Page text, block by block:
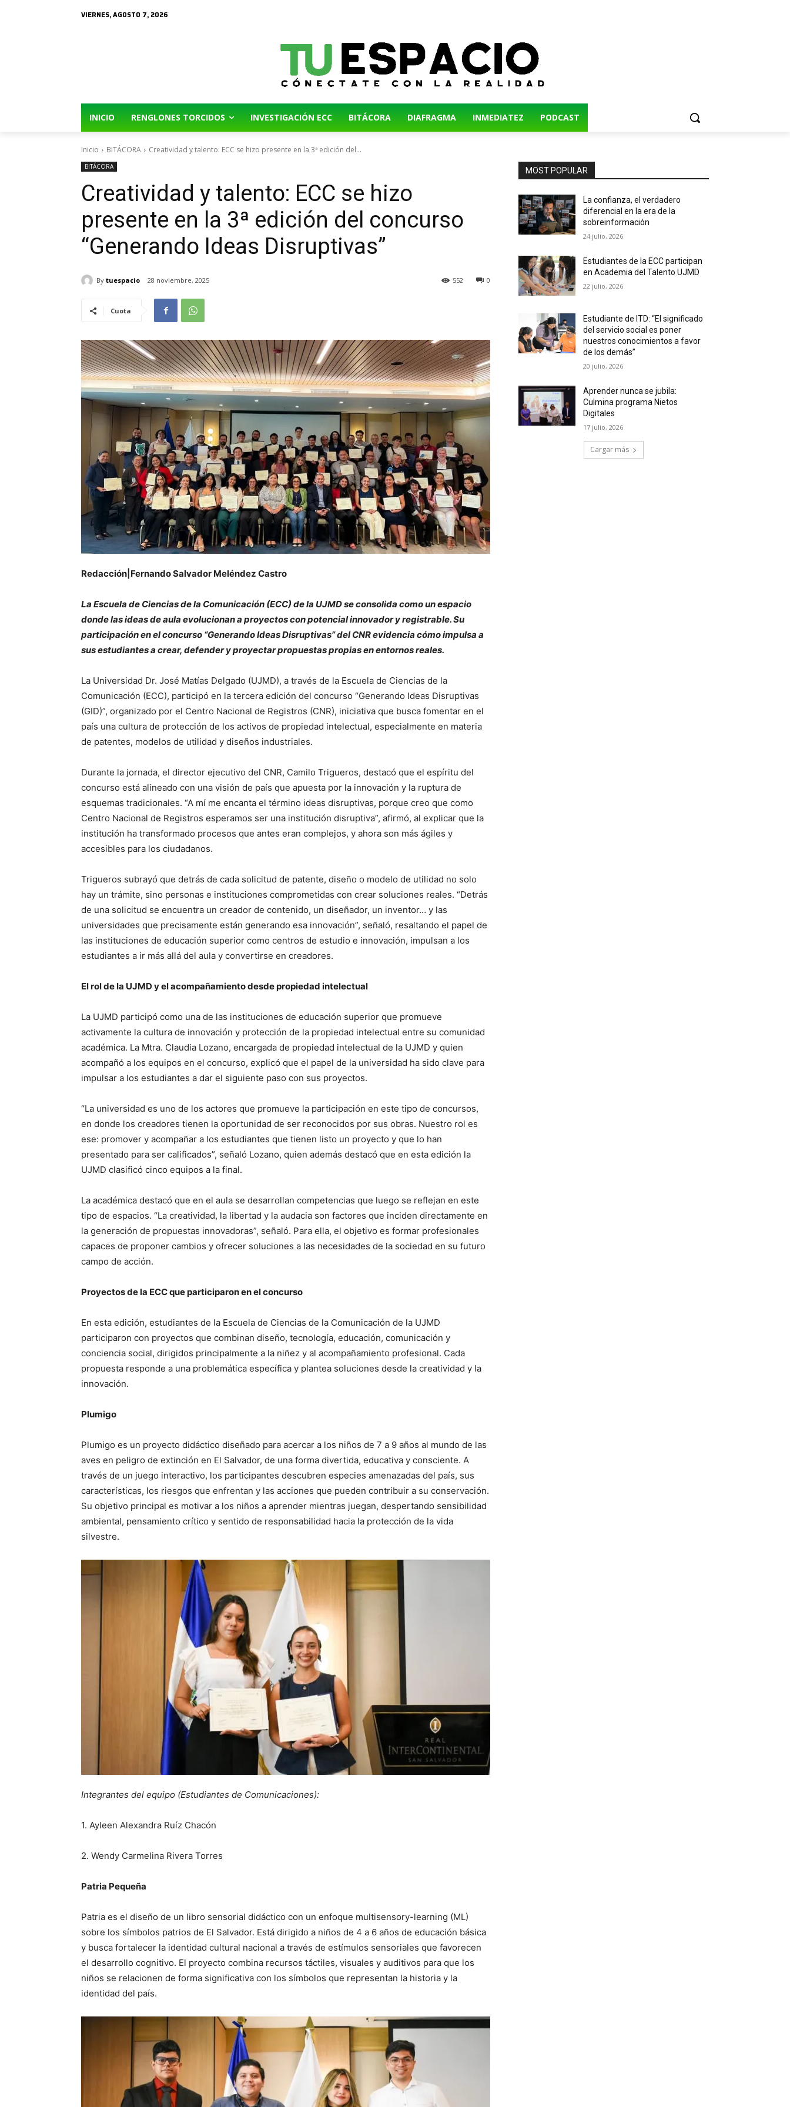
VIERNES, AGOSTO 7, 2026
INICIO RENGLONES TORCIDOS INVESTIGACIÓN ECC BITÁCORA DIAFRAGMA INMEDIATEZ PODCAST
Inicio BITÁCORA Creatividad y talento: ECC se hizo presente en la 3ª edición del...
BITÁCORA
Creatividad y talento: ECC se hizo
presente en la 3ª edición del concurso
“Generando Ideas Disruptivas”
By tuespacio 28 noviembre, 2025 0
552
Cuota
Redacción|Fernando Salvador Meléndez Castro
La Escuela de Ciencias de la Comunicación (ECC) de la UJMD se consolida como un espacio
donde las ideas de aula evolucionan a proyectos con potencial innovador y registrable. Su
participación en el concurso “Generando Ideas Disruptivas” del CNR evidencia cómo impulsa a
sus estudiantes a crear, defender y proyectar propuestas propias en entornos reales.
La Universidad Dr. José Matías Delgado (UJMD), a través de la Escuela de Ciencias de la
Comunicación (ECC), participó en la tercera edición del concurso “Generando Ideas Disruptivas
(GID)”, organizado por el Centro Nacional de Registros (CNR), iniciativa que busca fomentar en el
país una cultura de protección de los activos de propiedad intelectual, especialmente en materia
de patentes, modelos de utilidad y diseños industriales.
Durante la jornada, el director ejecutivo del CNR, Camilo Trigueros, destacó que el espíritu del
concurso está alineado con una visión de país que apuesta por la innovación y la ruptura de
esquemas tradicionales. “A mí me encanta el término ideas disruptivas, porque creo que como
Centro Nacional de Registros esperamos ser una institución disruptiva”, afirmó, al explicar que la
institución ha transformado procesos que antes eran complejos, y ahora son más ágiles y
accesibles para los ciudadanos.
Trigueros subrayó que detrás de cada solicitud de patente, diseño o modelo de utilidad no solo
hay un trámite, sino personas e instituciones comprometidas con crear soluciones reales. “Detrás
de una solicitud se encuentra un creador de contenido, un diseñador, un inventor… y las
universidades que precisamente están generando esa innovación”, señaló, resaltando el papel de
las instituciones de educación superior como centros de estudio e innovación, impulsan a los
estudiantes a ir más allá del aula y convertirse en creadores.
El rol de la UJMD y el acompañamiento desde propiedad intelectual
La UJMD participó como una de las instituciones de educación superior que promueve
activamente la cultura de innovación y protección de la propiedad intelectual entre su comunidad
académica. La Mtra. Claudia Lozano, encargada de propiedad intelectual de la UJMD y quien
acompañó a los equipos en el concurso, explicó que el papel de la universidad ha sido clave para
impulsar a los estudiantes a dar el siguiente paso con sus proyectos.
“La universidad es uno de los actores que promueve la participación en este tipo de concursos,
en donde los creadores tienen la oportunidad de ser reconocidos por sus obras. Nuestro rol es
ese: promover y acompañar a los estudiantes que tienen listo un proyecto y que lo han
presentado para ser calificados”, señaló Lozano, quien además destacó que en esta edición la
UJMD clasificó cinco equipos a la final.
La académica destacó que en el aula se desarrollan competencias que luego se reflejan en este
tipo de espacios. “La creatividad, la libertad y la audacia son factores que inciden directamente en
la generación de propuestas innovadoras”, señaló. Para ella, el objetivo es formar profesionales
capaces de proponer cambios y ofrecer soluciones a las necesidades de la sociedad en su futuro
campo de acción.
Proyectos de la ECC que participaron en el concurso
En esta edición, estudiantes de la Escuela de Ciencias de la Comunicación de la UJMD
participaron con proyectos que combinan diseño, tecnología, educación, comunicación y
conciencia social, dirigidos principalmente a la niñez y al acompañamiento profesional. Cada
propuesta responde a una problemática específica y plantea soluciones desde la creatividad y la
innovación.
Plumigo
Plumigo es un proyecto didáctico diseñado para acercar a los niños de 7 a 9 años al mundo de las
aves en peligro de extinción en El Salvador, de una forma divertida, educativa y consciente. A
través de un juego interactivo, los participantes descubren especies amenazadas del país, sus
características, los riesgos que enfrentan y las acciones que pueden contribuir a su conservación.
Su objetivo principal es motivar a los niños a aprender mientras juegan, despertando sensibilidad
ambiental, pensamiento crítico y sentido de responsabilidad hacia la protección de la vida
silvestre.
Integrantes del equipo (Estudiantes de Comunicaciones):
1. Ayleen Alexandra Ruíz Chacón
2. Wendy Carmelina Rivera Torres
Patria Pequeña
Patria es el diseño de un libro sensorial didáctico con un enfoque multisensory-learning (ML)
sobre los símbolos patrios de El Salvador. Está dirigido a niños de 4 a 6 años de educación básica
y busca fortalecer la identidad cultural nacional a través de estímulos sensoriales que favorecen
el desarrollo cognitivo. El proyecto combina recursos táctiles, visuales y auditivos para que los
niños se relacionen de forma significativa con los símbolos que representan la historia y la
identidad del país.
MOST POPULAR
La confianza, el verdadero
diferencial en la era de la
sobreinformación
24 julio, 2026
Estudiantes de la ECC participan
en Academia del Talento UJMD
22 julio, 2026
Estudiante de ITD: “El significado
del servicio social es poner
nuestros conocimientos a favor
de los demás”
20 julio, 2026
Aprender nunca se jubila:
Culmina programa Nietos
Digitales
17 julio, 2026
Cargar más